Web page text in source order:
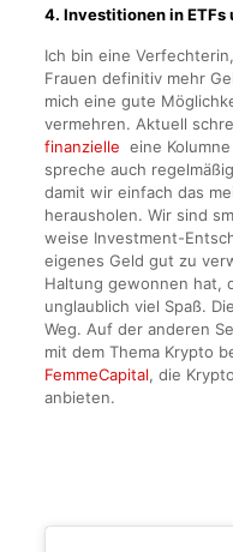
4. Investitionen in ETFs
Ich bin eine
Frauen definitiv mehr
mich eine gute
vermehren. Aktuell
finanzielle eine
spreche auch
damit wir einfach das
herausholen. Wir sind
weise Investment-
eigenes Geld gut zu
Haltung gewonnen hat,
unglaublich viel Spaß.
Weg. Auf der anderen
mit dem Thema Krypto
FemmeCapital, die
anbieten.